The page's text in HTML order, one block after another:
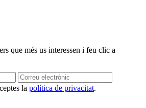
que més us interessen i feu clic a
la política de privacitat.